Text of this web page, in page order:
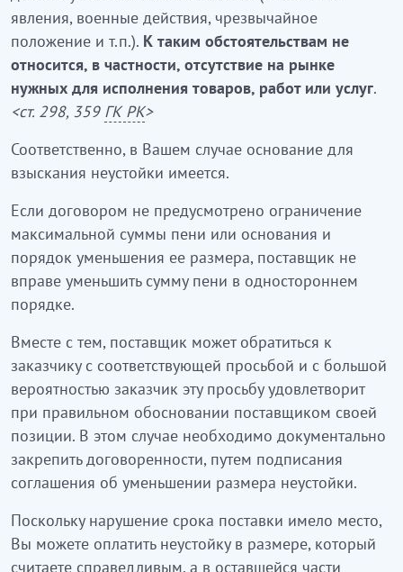
явления, военные действия, чрезвычайное
положение и т.п.). К таким обстоятельствам не
относится, в частности, отсутствие на рынке
нужных для исполнения товаров, работ или услуг.
<ст. 298, 359 ГК РК>
Соответственно, в Вашем случае основание для
взыскания неустойки имеется.
Если договором не предусмотрено ограничение
максимальной суммы пени или основания и
порядок уменьшения ее размера, поставщик не
вправе уменьшить сумму пени в одностороннем
порядке.
Вместе с тем, поставщик может обратиться к
заказчику с соответствующей просьбой и с большой
вероятностью заказчик эту просьбу удовлетворит
при правильном обосновании поставщиком своей
позиции. В этом случае необходимо документально
закрепить договоренности, путем подписания
соглашения об уменьшении размера неустойки.
Поскольку нарушение срока поставки имело место,
Вы можете оплатить неустойку в размере, который
считаете справедливым, а в оставшейся части